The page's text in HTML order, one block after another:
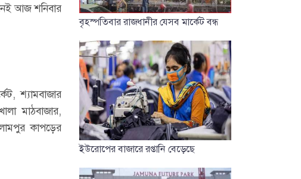
আজ শনিবার
শ্যামবাজার
মাঠবাজার,
কাপড়ের
বৃহস্পতিবার রাজধানীর যেসব মার্কেট বন্ধ
ইউরোপের বাজারে রপ্তানি বেড়েছে